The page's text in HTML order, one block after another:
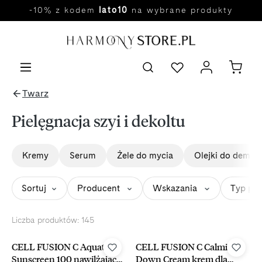
Przejdź do głównej zawartości
-10% z kodem lato10 na wybrane produkty
Twarz
Pielęgnacja szyi i dekoltu
Kremy Serum Żele do mycia Olejki do
Sortuj Producent Wskazania Typ
Liczba produktów: 145
-15% Wybór kosmetologa
CELL FUSION C Aquatica
Sunscreen 100 nawilżający
CELL FUSION C Calming
Down Cream krem dla